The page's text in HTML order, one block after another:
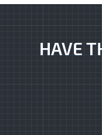
HAVE